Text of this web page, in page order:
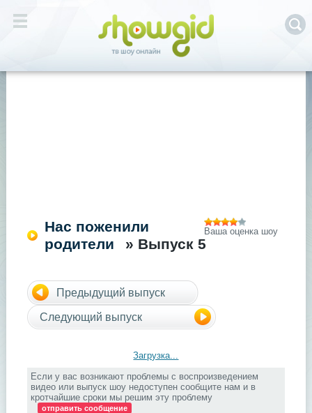
Нас поженили
родители
» Выпуск 5
Ваша оценка шоу
Предыдущий выпуск
Следующий выпуск
Загрузка...
Если у вас возникают проблемы с воспроизведением
видео или выпуск шоу недоступен сообщите нам и в
кротчайшие сроки мы решим эту проблему
отправить сообщение